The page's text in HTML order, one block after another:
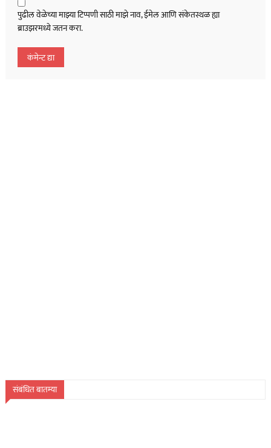
पुढील वेळेच्या माझ्या टिप्पणी साठी माझे नाव, ईमेल आणि संकेतस्थळ ह्या
ब्राउझरमध्ये जतन करा.
संबंधित बातम्या